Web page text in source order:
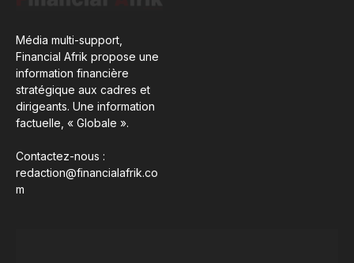
Média multi-support,
Financial Afrik propose une
information financière
stratégique aux cadres et
dirigeants. Une information
factuelle, « Globale ».
Contactez-nous :
redaction@financialafrik.co
m